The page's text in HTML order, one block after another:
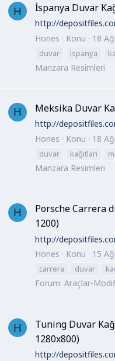
H İspanya Duvar
http://
Hones
Konu 18
duvar
ispanya
Manzara Resimleri
H Meksika Duvar
http://
Hones
Konu 18
duvar
kağıtları
Manzara Resimleri
H
Porsche Carrera
1200)
http://
Hones
Konu 15
carrera
duvar
Forum: Araçlar-
H
Tuning Duvar
1280x800)
http://